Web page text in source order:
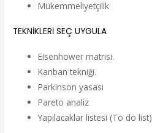
Mükemmeliyetçilik
TEKNİKLERİ SEÇ UYGULA
Eisenhower matrisi.
Kanban tekniği.
Parkinson yasası
Pareto analiz
Yapılacaklar listesi (To do list)